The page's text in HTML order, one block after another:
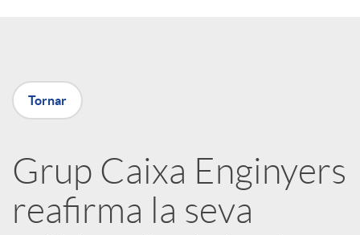
X
r
Tornar
Grup Caixa Enginyers
reafirma la seva